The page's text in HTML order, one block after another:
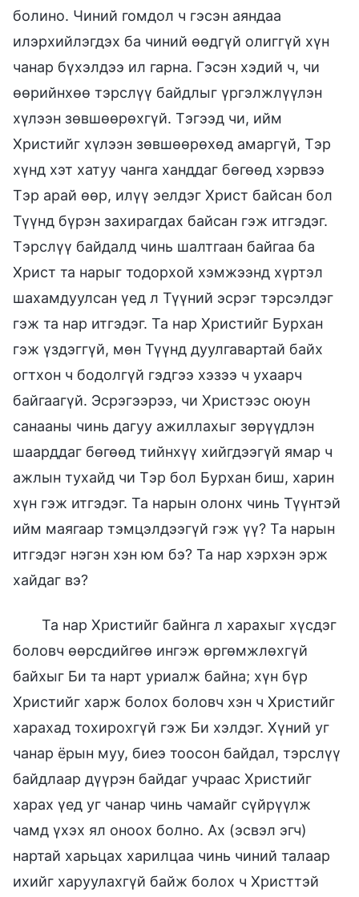
болино. Чиний гомдол ч гэсэн аяндаа
илэрхийлэгдэх ба чиний өөдгүй олиггүй хүн
чанар бүхэлдээ ил гарна. Гэсэн хэдий ч, чи
өөрийнхөө тэрслүү байдлыг үргэлжлүүлэн
хүлээн зөвшөөрөхгүй. Тэгээд чи, ийм
Христийг хүлээн зөвшөөрөхөд амаргүй, Тэр
хүнд хэт хатуу чанга ханддаг бөгөөд хэрвээ
Тэр арай өөр, илүү эелдэг Христ байсан бол
Түүнд бүрэн захирагдах байсан гэж итгэдэг.
Тэрслүү байдалд чинь шалтгаан байгаа ба
Христ та нарыг тодорхой хэмжээнд хүртэл
шахамдуулсан үед л Түүний эсрэг тэрсэлдэг
гэж та нар итгэдэг. Та нар Христийг Бурхан
гэж үздэггүй, мөн Түүнд дуулгавартай байх
огтхон ч бодолгүй гэдгээ хэзээ ч ухаарч
байгаагүй. Эсрэгээрээ, чи Христээс оюун
санааны чинь дагуу ажиллахыг зөрүүдлэн
шаарддаг бөгөөд тийнхүү хийгдээгүй ямар ч
ажлын тухайд чи Тэр бол Бурхан биш, харин
хүн гэж итгэдэг. Та нарын олонх чинь Түүнтэй
ийм маягаар тэмцэлдээгүй гэж үү? Та нарын
итгэдэг нэгэн хэн юм бэ? Та нар хэрхэн эрж
хайдаг вэ?
Та нар Христийг байнга л харахыг хүсдэг
боловч өөрсдийгөө ингэж өргөмжлөхгүй
байхыг Би та нарт уриалж байна; хүн бүр
Христийг харж болох боловч хэн ч Христийг
харахад тохирохгүй гэж Би хэлдэг. Хүний уг
чанар ёрын муу, биеэ тоосон байдал, тэрслүү
байдлаар дүүрэн байдаг учраас Христийг
харах үед уг чанар чинь чамайг сүйрүүлж
чамд үхэх ял оноох болно. Ах (эсвэл эгч)
нартай харьцах харилцаа чинь чиний талаар
ихийг харуулахгүй байж болох ч Христтэй